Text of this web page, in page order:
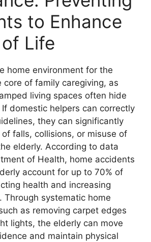
to Enhance
Life
home environment for the
core of family caregiving, as
living spaces often hide
domestic helpers can correctly
they can significantly
falls, collisions, or misuse of
elderly. According to data
of Health, home accidents
account for up to 70% of
health and increasing
Through systematic home
as removing carpet edges
lights, the elderly can move
and maintain physical